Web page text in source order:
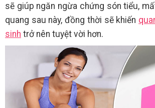
sẽ giúp ngăn ngừa chứng són tiểu,
quang sau này, đồng thời sẽ khiến
sinh trở nên tuyệt vời hơn.